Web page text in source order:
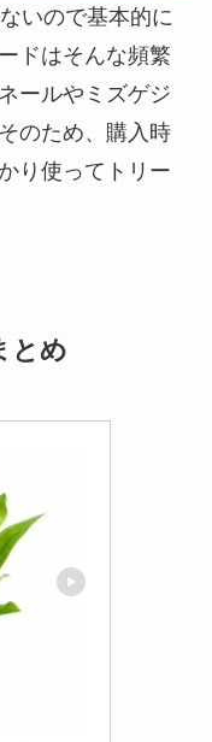
いので基本的に
ドはそんな頻繁
ールやミズゲジ
のため、購入時
り使ってトリー
とめ